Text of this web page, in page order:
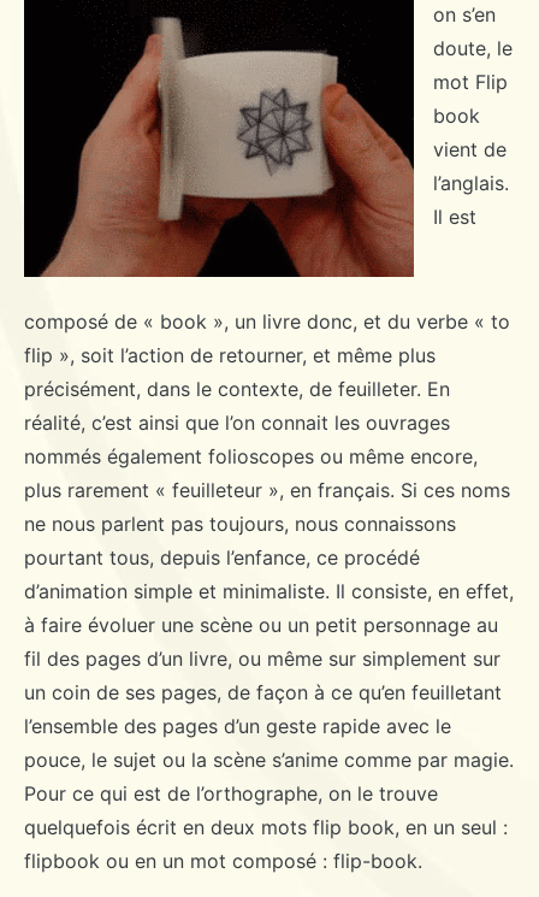
on s’en
doute, le
mot Flip
book
vient de
l’anglais.
Il est
composé de « book », un livre donc, et du verbe « to
flip », soit l’action de retourner, et même plus
précisément, dans le contexte, de feuilleter. En
réalité, c’est ainsi que l’on connait les ouvrages
nommés également folioscopes ou même encore,
plus rarement « feuilleteur », en français. Si ces noms
ne nous parlent pas toujours, nous connaissons
pourtant tous, depuis l’enfance, ce procédé
d’animation simple et minimaliste. Il consiste, en effet,
à faire évoluer une scène ou un petit personnage au
fil des pages d’un livre, ou même sur simplement sur
un coin de ses pages, de façon à ce qu’en feuilletant
l’ensemble des pages d’un geste rapide avec le
pouce, le sujet ou la scène s’anime comme par magie.
Pour ce qui est de l’orthographe, on le trouve
quelquefois écrit en deux mots flip book, en un seul :
flipbook ou en un mot composé : flip-book.